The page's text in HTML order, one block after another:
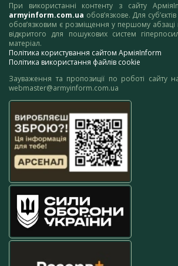
При використанні контенту з сайту
armyinform.com.ua обов’язкове. Для
обов’язковим є розміщення у першому абзаці
відкритого для пошукових систем
матеріал.
Політика користування сайтом АрміяInform
Політика використання файлів cookie
Зауваження та пропозиції по роботі сайту
webmaster@armyinform.com.ua